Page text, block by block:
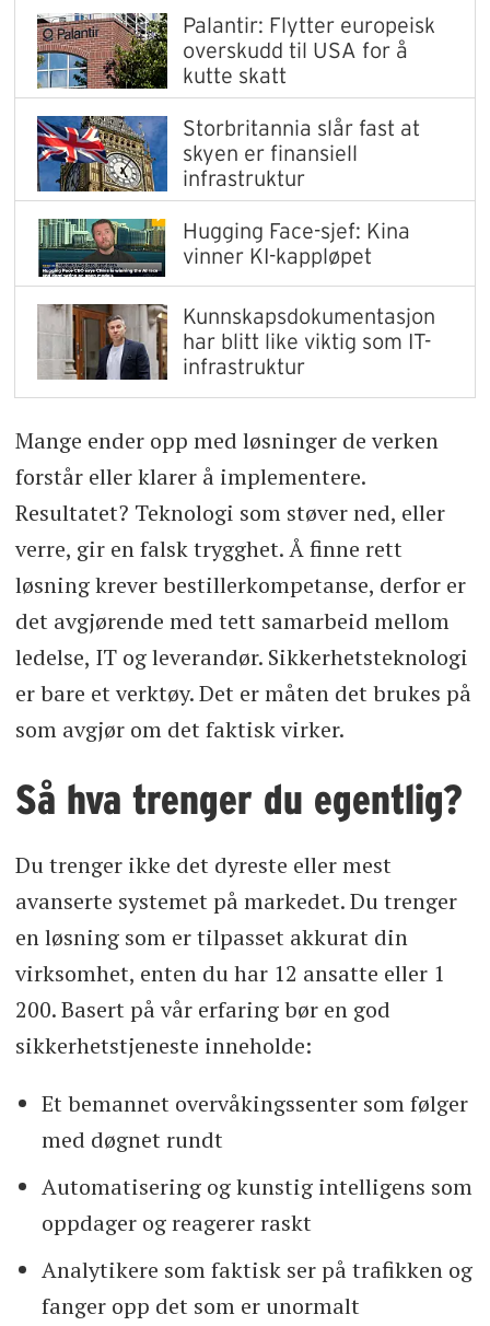
Palantir: Flytter europeisk
overskudd til USA for å
kutte skatt
Storbritannia slår fast at
skyen er finansiell
infrastruktur
Hugging Face-sjef: Kina
vinner KI-kappløpet
Kunnskapsdokumentasjon
har blitt like viktig som IT-
infrastruktur
Mange ender opp med løsninger de verken
forstår eller klarer å implementere.
Resultatet? Teknologi som støver ned, eller
verre, gir en falsk trygghet. Å finne rett
løsning krever bestillerkompetanse, derfor er
det avgjørende med tett samarbeid mellom
ledelse, IT og leverandør. Sikkerhetsteknologi
er bare et verktøy. Det er måten det brukes på
som avgjør om det faktisk virker.
Så hva trenger du egentlig?
Du trenger ikke det dyreste eller mest
avanserte systemet på markedet. Du trenger
en løsning som er tilpasset akkurat din
virksomhet, enten du har 12 ansatte eller 1
200. Basert på vår erfaring bør en god
sikkerhetstjeneste inneholde:
Et bemannet overvåkingssenter som følger
med døgnet rundt
Automatisering og kunstig intelligens som
oppdager og reagerer raskt
Analytikere som faktisk ser på trafikken og
fanger opp det som er unormalt